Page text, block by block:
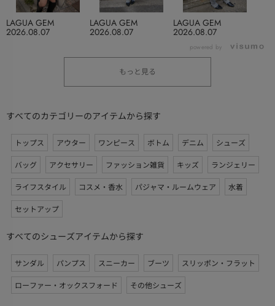
2026.08.07
LAGUA GEM
2026.08.07
LAGUA GEM
2026.08.07
LAGUA GEM
powered by
もっと見る
すべてのカテゴリーのアイテムから探す
トップス アウター ワンピース ボトム デニム
シューズ
バッグ
アクセサリー ファッション雑貨 キッズ
ランジェリー
ライフスタイル
コスメ・香水 パジャマ・ルームウェア
水着
セットアップ
すべてのシューズアイテムから探す
サンダル パンプス スニーカー ブーツ
スリッポン・フラット
ローファー・オックスフォード
その他シューズ